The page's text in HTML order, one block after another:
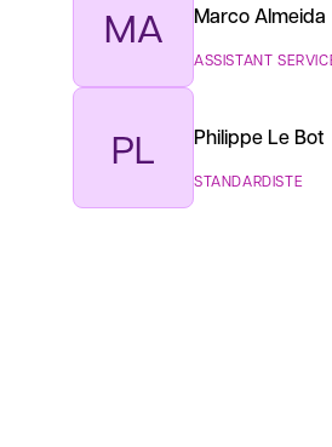
MA Marco Almeida
ASSISTANT
PL Philippe Le Bot
STANDARDISTE